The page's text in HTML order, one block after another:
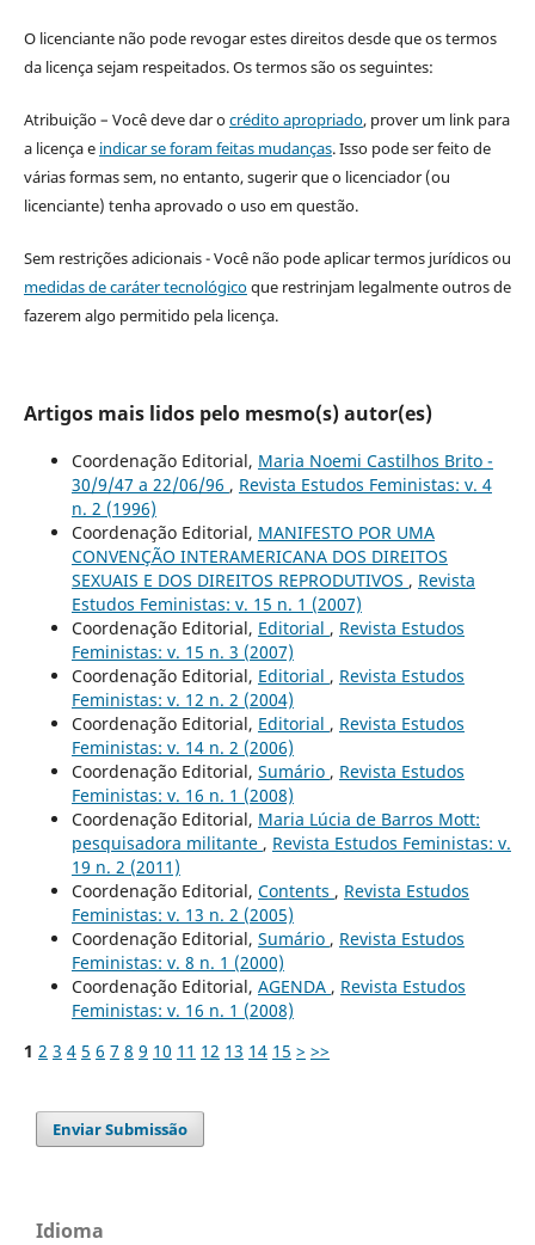
O licenciante não pode revogar estes direitos desde que os termos
da licença sejam respeitados. Os termos são os seguintes:
Atribuição – Você deve dar ocrédito apropriado, prover um link para
a licença e indicar se foram feitas mudanças. Isso pode ser feito de
várias formas sem, no entanto, sugerir que o licenciador (ou
licenciante) tenha aprovado o uso em questão.
Sem restrições adicionais - Você não pode aplicar termos jurídicos ou
medidas de caráter tecnológicoque restrinjam legalmente outros de
fazerem algo permitido pela licença.
Artigos mais lidos pelo mesmo(s) autor(es)
Coordenação Editorial, Maria Noemi Castilhos Brito -
30/9/47 a 22/06/96 , Revista Estudos Feministas: v. 4
n. 2 (1996)
Coordenação Editorial, MANIFESTO POR UMA
CONVENÇÃO INTERAMERICANA DOS DIREITOS
SEXUAIS E DOS DIREITOS REPRODUTIVOS , Revista
Estudos Feministas: v. 15 n. 1 (2007)
Coordenação Editorial, Editorial , Revista Estudos
Feministas: v. 15 n. 3 (2007)
Coordenação Editorial, Editorial , Revista Estudos
Feministas: v. 12 n. 2 (2004)
Coordenação Editorial, Editorial , Revista Estudos
Feministas: v. 14 n. 2 (2006)
Coordenação Editorial, Sumário , Revista Estudos
Feministas: v. 16 n. 1 (2008)
Coordenação Editorial, Maria Lúcia de Barros Mott:
pesquisadora militante , Revista Estudos Feministas: v.
19 n. 2 (2011)
Coordenação Editorial, Contents , Revista Estudos
Feministas: v. 13 n. 2 (2005)
Coordenação Editorial, Sumário , Revista Estudos
Feministas: v. 8 n. 1 (2000)
Coordenação Editorial, AGENDA , Revista Estudos
Feministas: v. 16 n. 1 (2008)
1 2 3 4 5 6 7 8 9 10 11 12 13 14 15 > >>
Enviar Submissão
Idioma